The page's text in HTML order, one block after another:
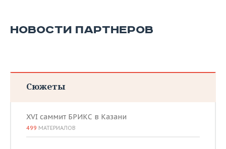
НОВОСТИ ПАРТНЕРОВ
Сюжеты
XVI саммит БРИКС в Казани
499 МАТЕРИАЛОВ